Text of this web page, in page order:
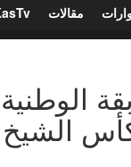
مقالات